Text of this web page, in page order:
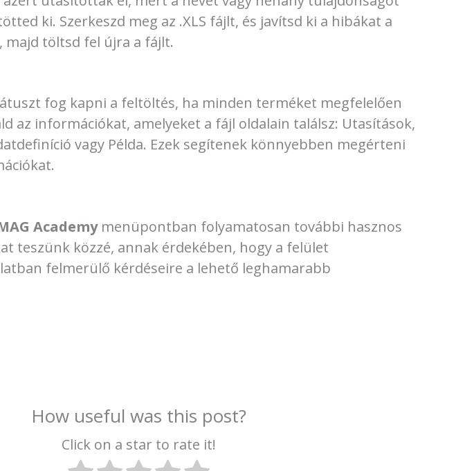
ki. Szerkeszd meg az .XLS fájlt, és javítsd ki a hibákat a
majd töltsd fel újra a fájlt.
fog kapni a feltöltés, ha minden terméket megfelelően
az információkat, amelyeket a fájl oldalain találsz: Utasítások,
vagy Példa. Ezek segítenek könnyebben megérteni
Academymenüpontban folyamatosan további hasznos
teszünk közzé, annak érdekében, hogy a felület
felmerülő kérdéseire a lehető leghamarabb
How useful was this post?
Click on a star to rate it!